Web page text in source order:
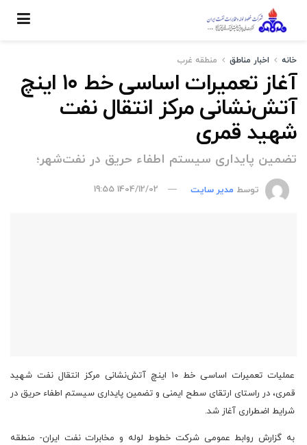
خانه اخبار مناطق منطقه غرب
آغاز تعمیرات اساسی خط ۱۰ اینچ
آتش‌نشانی مرکز انتقال نفت
شهید قمری
تضمین پایداری سیستم اطفاء حریق در نفت‌شهر؛
توسط مدیر سایت 1404/12/02 19:55
عملیات تعمیرات اساسی خط ۱۰ اینچ آتش‌نشانی مرکز انتقال نفت شهید
قمری، در راستای ارتقای سطح ایمنی و تضمین پایداری سیستم‌ اطفاء حریق در
شرایط اضطراری آغاز شد.
به گزارش روابط عمومی شرکت خطوط لوله و مخابرات نفت ایران- منطقه